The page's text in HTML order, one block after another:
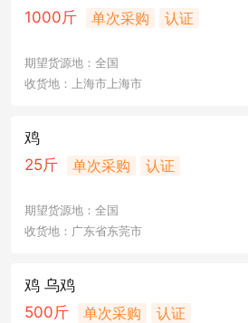
1000斤 单次采购 认证
期望货源地：全国
收货地：上海市上海市
鸡
25斤 单次采购 认证
期望货源地：全国
收货地：广东省东莞市
鸡 乌鸡
500斤 单次采购 认证